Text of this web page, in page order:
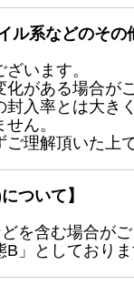
ル系などのその
います。
がある場合が
入率とは大き
ん。
理解頂いた上
ついて】
を含む場合が
」としておりま